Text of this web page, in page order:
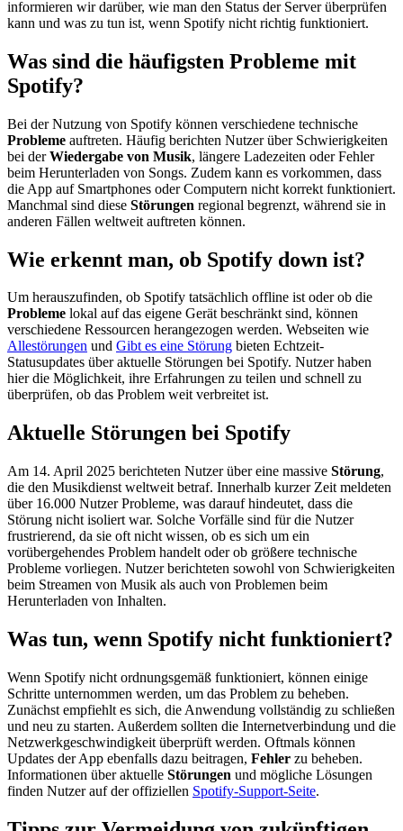
informieren wir darüber, wie man den Status der Server überprüfen
kann und was zu tun ist, wenn Spotify nicht richtig funktioniert.
Was sind die häufigsten Probleme mit
Spotify?
Bei der Nutzung von Spotify können verschiedene technische
Probleme auftreten. Häufig berichten Nutzer über Schwierigkeiten
bei derWiedergabe von Musik, längere Ladezeiten oder Fehler
beim Herunterladen von Songs. Zudem kann es vorkommen, dass
die App auf Smartphones oder Computern nicht korrekt funktioniert.
Manchmal sind diese Störungen regional begrenzt, während sie in
anderen Fällen weltweit auftreten können.
Wie erkennt man, ob Spotify down ist?
Um herauszufinden, ob Spotify tatsächlich offline ist oder ob die
Probleme lokal auf das eigene Gerät beschränkt sind, können
verschiedene Ressourcen herangezogen werden. Webseiten wie
Allestörungen und Gibt es eine Störung bieten Echtzeit-
Statusupdates über aktuelle Störungen bei Spotify. Nutzer haben
hier die Möglichkeit, ihre Erfahrungen zu teilen und schnell zu
überprüfen, ob das Problem weit verbreitet ist.
Aktuelle Störungen bei Spotify
Am 14. April 2025 berichteten Nutzer über eine massive Störung,
die den Musikdienst weltweit betraf. Innerhalb kurzer Zeit meldeten
über 16.000 Nutzer Probleme, was darauf hindeutet, dass die
Störung nicht isoliert war. Solche Vorfälle sind für die Nutzer
frustrierend, da sie oft nicht wissen, ob es sich um ein
vorübergehendes Problem handelt oder ob größere technische
Probleme vorliegen. Nutzer berichteten sowohl von Schwierigkeiten
beim Streamen von Musik als auch von Problemen beim
Herunterladen von Inhalten.
Was tun, wenn Spotify nicht funktioniert?
Wenn Spotify nicht ordnungsgemäß funktioniert, können einige
Schritte unternommen werden, um das Problem zu beheben.
Zunächst empfiehlt es sich, die Anwendung vollständig zu schließen
und neu zu starten. Außerdem sollten die Internetverbindung und die
Netzwerkgeschwindigkeit überprüft werden. Oftmals können
Updates der App ebenfalls dazu beitragen, Fehler zu beheben.
Informationen über aktuelle Störungen und mögliche Lösungen
finden Nutzer auf der offiziellen Spotify-Support-Seite.